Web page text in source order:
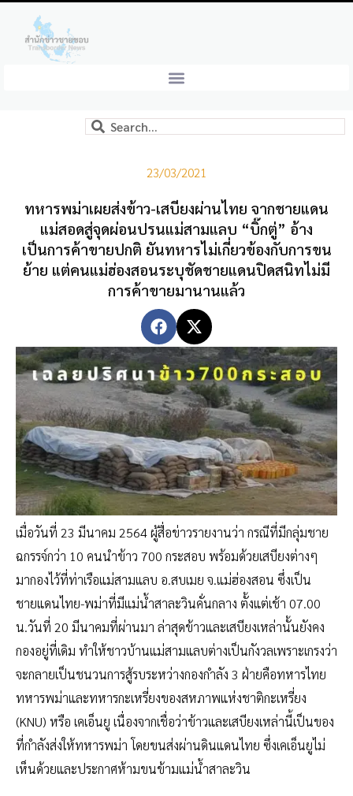
23/03/2021
ทหารพม่าเผยส่งข้าว-เสบียงผ่านไทย จากชายแดน
แม่สอดสู่จุดผ่อนปรนแม่สามแลบ “บิ๊กตู่” อ้าง
เป็นการค้าขายปกติ ยันทหารไม่เกี่ยวข้องกับการขน
ย้าย แต่คนแม่ฮ่องสอนระบุชัดชายแดนปิดสนิทไม่มี
การค้าขายมานานแล้ว
เมื่อวันที่ 23 มีนาคม 2564 ผู้สื่อข่าวรายงานว่า กรณีที่มีกลุ่มชาย
ฉกรรจ์กว่า 10 คนนำข้าว 700 กระสอบ พร้อมด้วยเสบียงต่างๆ
มากองไว้ที่ท่าเรือแม่สามแลบ อ.สบเมย จ.แม่ฮ่องสอน ซึ่งเป็น
ชายแดนไทย-พม่าที่มีแม่น้ำสาละวินคั่นกลาง ตั้งแต่เช้า 07.00
น.วันที่ 20 มีนาคมที่ผ่านมา ล่าสุดข้าวและเสบียงเหล่านั้นยังคง
กองอยู่ที่เดิม ทำให้ชาวบ้านแม่สามแลบต่างเป็นกังวลเพราะเกรงว่า
จะกลายเป็นชนวนการสู้รบระหว่างกองกำลัง 3 ฝ่ายคือทหารไทย
ทหารพม่าและทหารกะเหรี่ยงของสหภาพแห่งชาติกะเหรี่ยง
(KNU) หรือ เคเอ็นยู เนื่องจากเชื่อว่าข้าวและเสบียงเหล่านี้เป็นของ
ที่กำลังส่งให้ทหารพม่า โดยขนส่งผ่านดินแดนไทย ซึ่งเคเอ็นยูไม่
เห็นด้วยและประกาศห้ามขนข้ามแม่น้ำสาละวิน